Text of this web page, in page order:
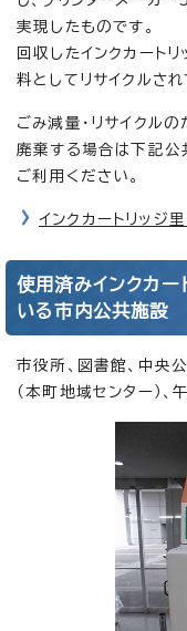
実現したものです。
回収したインクカート
料としてリサイクルされ
ごみ減量・リサイクル
廃棄する場合は下記公
ご利用ください。
インクカートリッジ
使用済みインクカー
いる市内公共施設
市役所、図書館、中央
（本町地域センター）、